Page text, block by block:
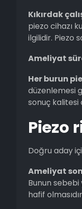
Kıkırdak
piezo cihazı
ilgilidir. Piezo
Ameliyat
Her burun
düzenlemesi
sonuç kalitesi
Piezo
Doğru aday
Ameliyat
Bunun
hafif